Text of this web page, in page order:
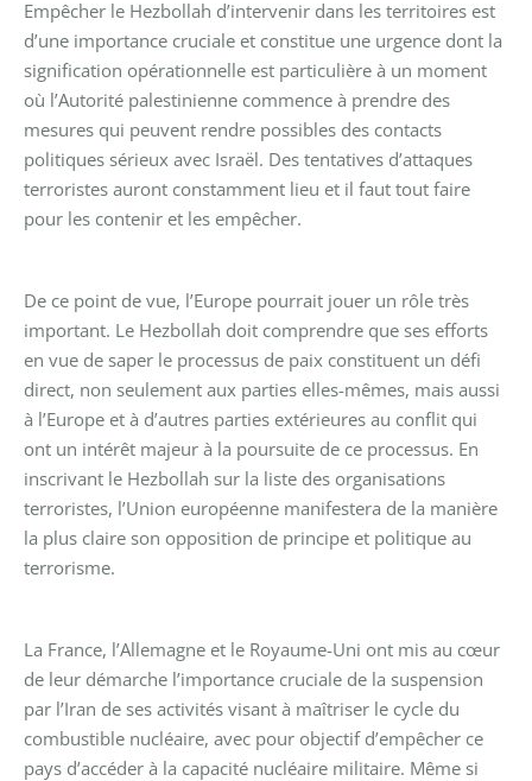
Empêcher le Hezbollah d’intervenir dans les territoires est
d’une importance cruciale et constitue une urgence dont la
signification opérationnelle est particulière à un moment
où l’Autorité palestinienne commence à prendre des
mesures qui peuvent rendre possibles des contacts
politiques sérieux avec Israël. Des tentatives d’attaques
terroristes auront constamment lieu et il faut tout faire
pour les contenir et les empêcher.
De ce point de vue, l’Europe pourrait jouer un rôle très
important. Le Hezbollah doit comprendre que ses efforts
en vue de saper le processus de paix constituent un défi
direct, non seulement aux parties elles-mêmes, mais aussi
à l’Europe et à d’autres parties extérieures au conflit qui
ont un intérêt majeur à la poursuite de ce processus. En
inscrivant le Hezbollah sur la liste des organisations
terroristes, l’Union européenne manifestera de la manière
la plus claire son opposition de principe et politique au
terrorisme.
La France, l’Allemagne et le Royaume-Uni ont mis au cœur
de leur démarche l’importance cruciale de la suspension
par l’Iran de ses activités visant à maîtriser le cycle du
combustible nucléaire, avec pour objectif d’empêcher ce
pays d’accéder à la capacité nucléaire militaire. Même si